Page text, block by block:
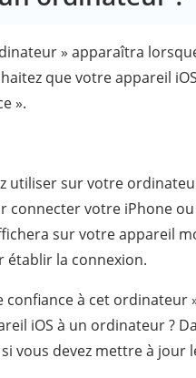
» apparaîtra
que votre appareil
».
utiliser sur votre
connecter votre iPhone
sur votre appareil
établir la connexion.
confiance à cet
iOS à un ordinateur ?
vous devez mettre à jour